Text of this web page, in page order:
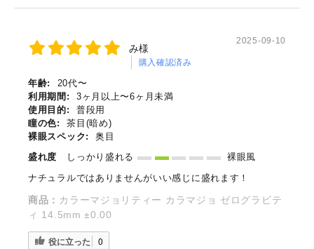
み様
購入確認済み
2025-09-10
年齢:
20代〜
利用期間:
3ヶ月以上〜6ヶ月未満
使用目的:
普段用
瞳の色:
茶目(暗め)
裸眼スペック:
奥目
盛れ度
しっかり盛れる
裸眼風
ナチュラルではありませんがいい感じに盛れます！
商品： カラーマジョリティー カラマジョ ゼログラビテ
ィ 14.5mm ±0.00
役に立った 0